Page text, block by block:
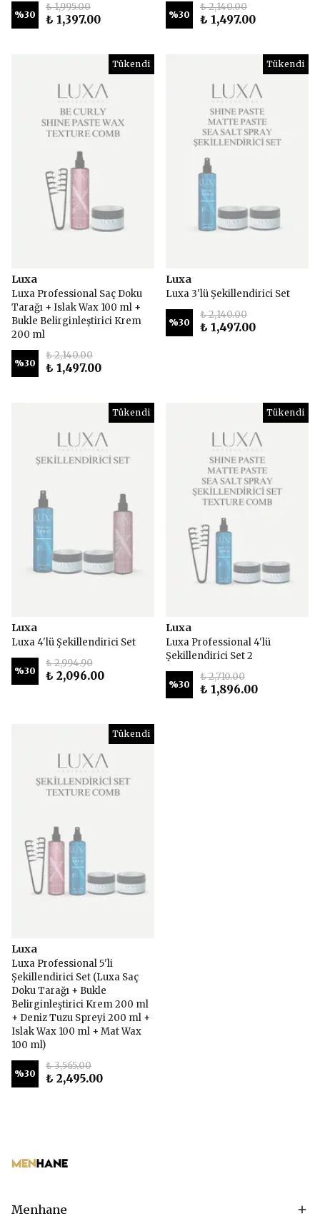
%30
₺ 1,995.00
₺ 1,397.00 %30
₺ 2,140.00
₺ 1,497.00
Tükendi
Luxa
Luxa Professional Saç Doku
Tarağı + Islak Wax 100 ml +
Bukle Belirginleştirici Krem
200 ml
%30
₺ 2,140.00
₺ 1,497.00
Tükendi
Luxa
Luxa 3'lü Şekillendirici Set
%30
₺ 2,140.00
₺ 1,497.00
Tükendi
Luxa
Luxa 4'lü Şekillendirici Set
%30
₺ 2,994.90
₺ 2,096.00
Tükendi
Luxa
Luxa Professional 4'lü
Şekillendirici Set 2
%30
₺ 2,710.00
₺ 1,896.00
Tükendi
Luxa
Luxa Professional 5'li
Şekillendirici Set (Luxa Saç
Doku Tarağı + Bukle
Belirginleştirici Krem 200 ml
+ Deniz Tuzu Spreyi 200 ml +
Islak Wax 100 ml + Mat Wax
100 ml)
%30
₺ 3,565.00
₺ 2,495.00
Menhane